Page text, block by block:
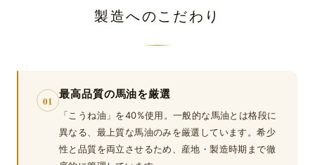
製造へのこだわり
01
最高品質の馬油を厳選
「こうね油」を40%使用。一般的な馬油とは格段に
異なる、最上質な馬油のみを厳選しています。希少
性と品質を両立させるため、産地・製造時期まで徹